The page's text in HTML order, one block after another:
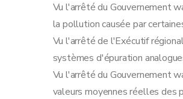
Vu l'arrêté du Gouvernement
la pollution causée par
Vu l'arrêté de l'Exécutif
systèmes d'épuration
Vu l'arrêté du Gouvernement
valeurs moyennes réelles des